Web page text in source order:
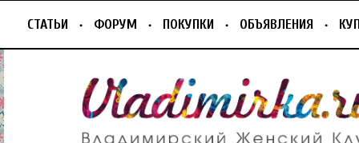
СТАТЬИ ФОРУМ ПОКУПКИ ОБЪЯВЛЕНИЯ